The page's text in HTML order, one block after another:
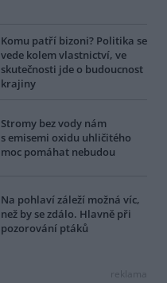
Komu patří bizoni? Politika se
vede kolem vlastnictví, ve
skutečnosti jde o budoucnost
krajiny
Stromy bez vody nám
s emisemi oxidu uhličitého
moc pomáhat nebudou
Na pohlaví záleží možná víc,
než by se zdálo. Hlavně při
pozorování ptáků
reklama